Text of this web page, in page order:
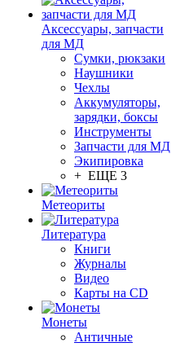
Аксессуары, запчасти
для МД
Сумки, рюкзаки
Наушники
Чехлы
Аккумуляторы,
зарядки, боксы
Инструменты
Запчасти для МД
Экипировка
+ ЕЩЕ 3
Метеориты
Литература
Книги
Журналы
Видео
Карты на CD
Монеты
Античные